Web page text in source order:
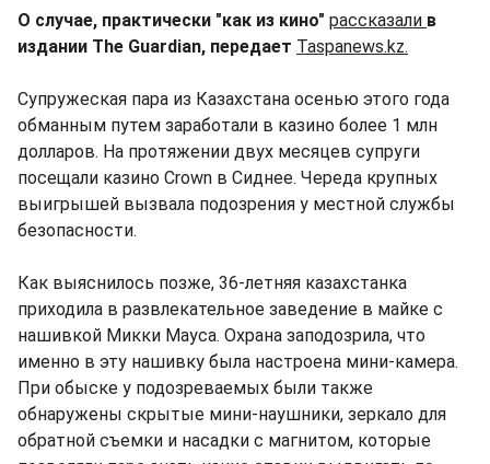
О случае, практически "как из кино" рассказали в
издании The Guardian, передает Taspanews.kz.
Супружеская пара из Казахстана осенью этого года
обманным путем заработали в казино более 1 млн
долларов. На протяжении двух месяцев супруги
посещали казино Crown в Сиднее. Череда крупных
выигрышей вызвала подозрения у местной службы
безопасности.
Как выяснилось позже, 36-летняя казахстанка
приходила в развлекательное заведение в майке с
нашивкой Микки Мауса. Охрана заподозрила, что
именно в эту нашивку была настроена мини-камера.
При обыске у подозреваемых были также
обнаружены скрытые мини-наушники, зеркало для
обратной съемки и насадки с магнитом, которые